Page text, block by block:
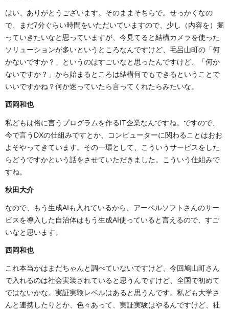
はい、ありがとうございます。そのままそちらで。せっかくなの
で、まだ7分ぐらい時間をいただいていますので、少し（内容を）掘
っていきたいなと思っていますが、今見てると結構カメラを使った
ソリューションが多いというところなんですけど、毛呂山町の「何
かないですか？」というのはすごいなと思ったんですけど、「何か
ないですか？」から始まるところは結構何でもできるということで
いいですかね？何か迷っていたら言ってくれたらみたいな。
西岡和也
私どもは俗に言うプログラムを作るIT企業なんですね。ですので、
今で言うDXの仕組みですとか、コンピューターに関わることはおお
よそやってきています。その一環として、こういうサービスをした
らどうですかという話をさせていただきました。こういう仕組みで
すね。
秋田大介
なので、もう生成AIも入れているから、アーベルソフトさんのサー
ビスを導入した自治体はもう生成AI使っていると言えるので、すご
いなと思います。
西岡和也
これ本当かはまだちゃんと調べていないですけど、今回鳩山町さん
で入れるのは社会実装されていると思うんですけど、全国で初めて
ではないかな。実証実験レベルはあると思うんです。私ども大学さ
んと連携したりとか、色々あって、実証実験はやるんですけど、社